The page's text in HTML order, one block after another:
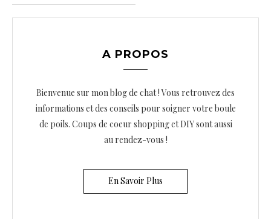
i
A PROPOS
Bienvenue sur mon blog de chat ! Vous retrouvez des
informations et des conseils pour soigner votre boule
de poils. Coups de coeur shopping et DIY sont aussi
au rendez-vous !
En Savoir Plus